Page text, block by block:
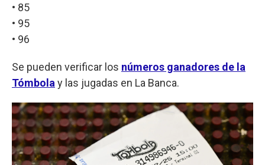
• 85
• 95
• 96
Se pueden verificar los números ganadores de la
Tómbola y las jugadas en La Banca.